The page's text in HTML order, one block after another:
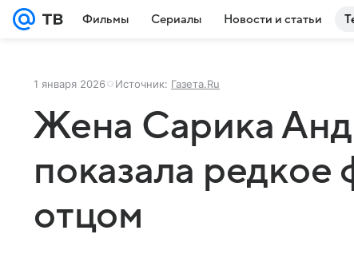
Фильмы Сериалы Новости и статьи
1 января 2026 Источник: Газета.Ru
Жена Сарика
показала редкое
отцом